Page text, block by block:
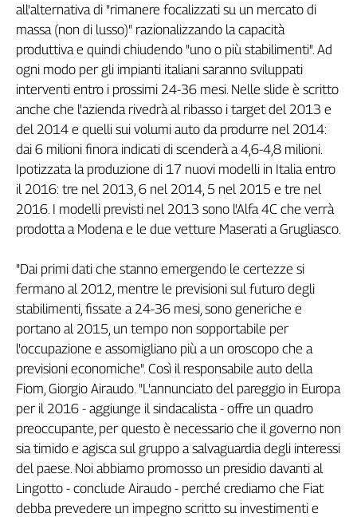
Collettiva
Academy
Collettiva
Play
Rubriche
Collettiva
settimana
Collettiva
Girasoli
Il
Linea
Economica
Tech
It
Easy
Inserti
Idea
Diffusa
InFlai
Le
trasmissioni
tv
all'alternativa di "rimanere focalizzati su un mercato di
massa (non di lusso)" razionalizzando la capacità
produttiva e quindi chiudendo "uno o più stabilimenti". Ad
ogni modo per gli impianti italiani saranno sviluppati
interventi entro i prossimi 24-36 mesi. Nelle slide è scritto
anche che l'azienda rivedrà al ribasso i target del 2013 e
del 2014 e quelli sui volumi auto da produrre nel 2014:
dai 6 milioni finora indicati di scenderà a 4,6-4,8 milioni.
Ipotizzata la produzione di 17 nuovi modelli in Italia entro
il 2016: tre nel 2013, 6 nel 2014, 5 nel 2015 e tre nel
2016. I modelli previsti nel 2013 sono l'Alfa 4C che verrà
prodotta a Modena e le due vetture Maserati a Grugliasco.
"Dai primi dati che stanno emergendo le certezze si
fermano al 2012, mentre le previsioni sul futuro degli
stabilimenti, fissate a 24-36 mesi, sono generiche e
portano al 2015, un tempo non sopportabile per
l'occupazione e assomigliano più a un oroscopo che a
previsioni economiche". Così il responsabile auto della
Fiom, Giorgio Airaudo. "L'annunciato del pareggio in Europa
per il 2016 - aggiunge il sindacalista - offre un quadro
preoccupante, per questo è necessario che il governo non
sia timido e agisca sul gruppo a salvaguardia degli interessi
del paese. Noi abbiamo promosso un presidio davanti al
Lingotto - conclude Airaudo - perché crediamo che Fiat
debba prevedere un impegno scritto su investimenti e